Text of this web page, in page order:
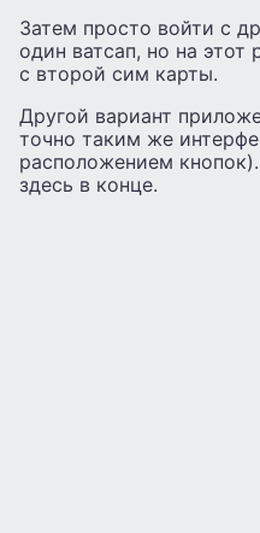
Затем просто войти с
один ватсап, но на этот
с второй сим карты.
Другой вариант
точно таким же
расположением
здесь в конце.